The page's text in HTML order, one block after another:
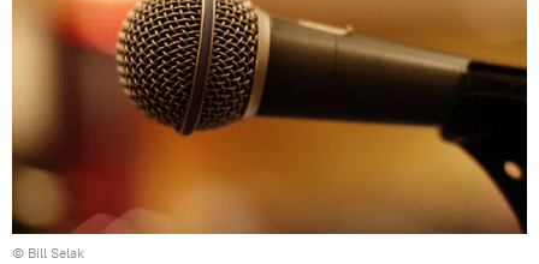
© Bill Selak